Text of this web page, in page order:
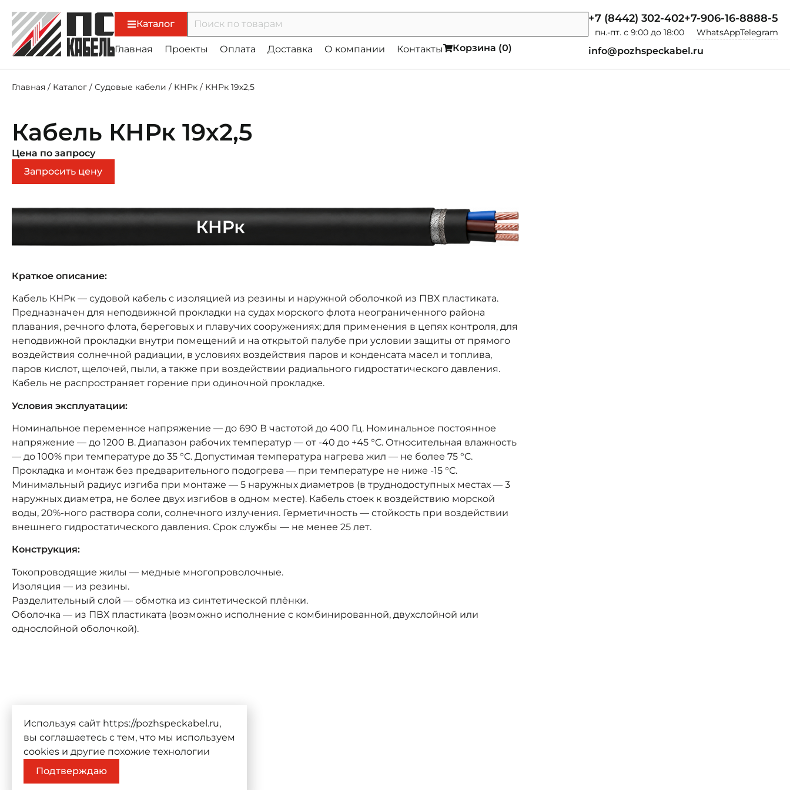
Каталог
Главная Проекты Оплата Доставка О компании Контакты Корзина (0)
+7 (8442) 302-402
пн.-пт. с 9:00 до 18:00
+7-906-16-8888-5
WhatsAppTelegram
info@pozhspeckabel.ru
Главная / Каталог / Судовые кабели / КНРк / КНРк 19х2,5
Кабель КНРк 19х2,5
Цена по запросу
Запросить цену
Краткое описание:
Кабель КНРк — судовой кабель с изоляцией из резины и наружной оболочкой из ПВХ пластиката.
Предназначен для неподвижной прокладки на судах морского флота неограниченного района
плавания, речного флота, береговых и плавучих сооружениях; для применения в цепях контроля, для
неподвижной прокладки внутри помещений и на открытой палубе при условии защиты от прямого
воздействия солнечной радиации, в условиях воздействия паров и конденсата масел и топлива,
паров кислот, щелочей, пыли, а также при воздействии радиального гидростатического давления.
Кабель не распространяет горение при одиночной прокладке.
Условия эксплуатации:
Номинальное переменное напряжение — до 690 В частотой до 400 Гц. Номинальное постоянное
напряжение — до 1200 В. Диапазон рабочих температур — от -40 до +45 °C. Относительная влажность
— до 100% при температуре до 35 °C. Допустимая температура нагрева жил — не более 75 °C.
Прокладка и монтаж без предварительного подогрева — при температуре не ниже -15 °C.
Минимальный радиус изгиба при монтаже — 5 наружных диаметров (в труднодоступных местах — 3
наружных диаметра, не более двух изгибов в одном месте). Кабель стоек к воздействию морской
воды, 20%-ного раствора соли, солнечного излучения. Герметичность — стойкость при воздействии
внешнего гидростатического давления. Срок службы — не менее 25 лет.
Конструкция:
Токопроводящие жилы — медные многопроволочные.
Изоляция — из резины.
Разделительный слой — обмотка из синтетической плёнки.
Оболочка — из ПВХ пластиката (возможно исполнение с комбинированной, двухслойной или
однослойной оболочкой).
Используя сайт https://pozhspeckabel.ru,
вы соглашаетесь с тем, что мы используем
cookies и другие похожие технологии
Подтверждаю